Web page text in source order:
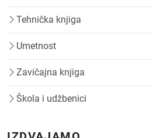
Tehnička knjiga
Umetnost
Zavičajna knjiga
Škola i udžbenici